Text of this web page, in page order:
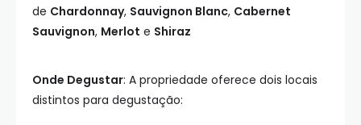
de Chardonnay, Sauvignon Blanc, Cabernet
Sauvignon, Merlot e Shiraz
Onde Degustar: A propriedade oferece dois locais
distintos para degustação: